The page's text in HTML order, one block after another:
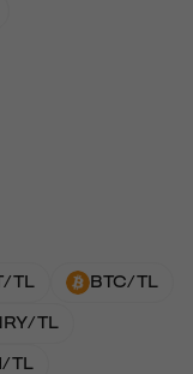
TL BTC/TL
TL
TL